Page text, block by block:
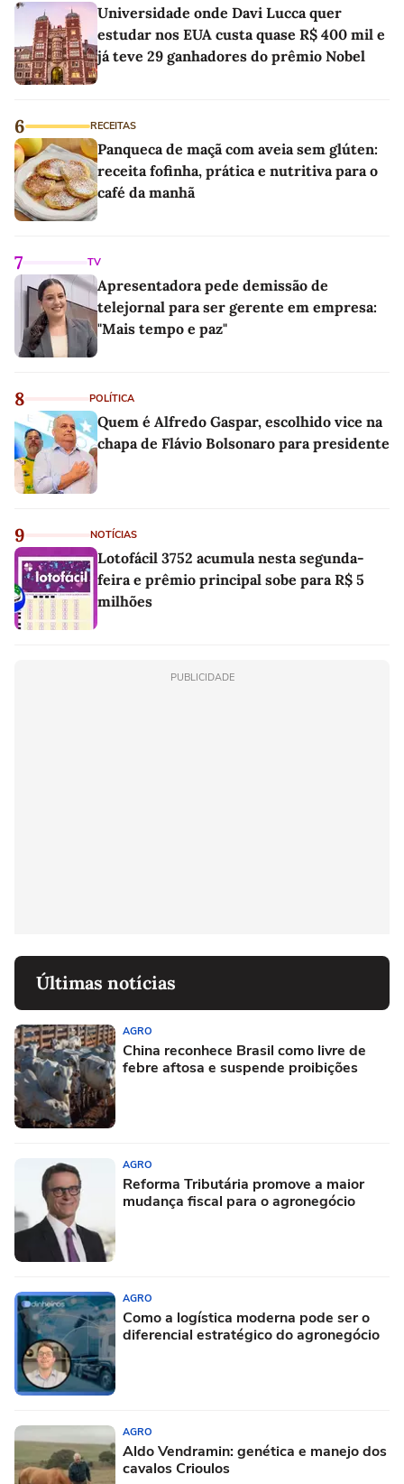
Universidade onde Davi Lucca quer
estudar nos EUA custa quase R$ 400 mil e
já teve 29 ganhadores do prêmio Nobel
6 RECEITAS
Panqueca de maçã com aveia sem glúten:
receita fofinha, prática e nutritiva para o
café da manhã
7 TV
Apresentadora pede demissão de
telejornal para ser gerente em empresa:
"Mais tempo e paz"
8 POLÍTICA
Quem é Alfredo Gaspar, escolhido vice na
chapa de Flávio Bolsonaro para presidente
9 NOTÍCIAS
Lotofácil 3752 acumula nesta segunda-
feira e prêmio principal sobe para R$ 5
milhões
PUBLICIDADE
Últimas notícias
AGRO
China reconhece Brasil como livre de
febre aftosa e suspende proibições
AGRO
Reforma Tributária promove a maior
mudança fiscal para o agronegócio
AGRO
Como a logística moderna pode ser o
diferencial estratégico do agronegócio
AGRO
Aldo Vendramin: genética e manejo dos
cavalos Crioulos